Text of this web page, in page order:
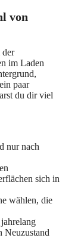
von
der
im Laden
paar
du dir viel
nur nach
sich in
wählen, die
Neuzustand